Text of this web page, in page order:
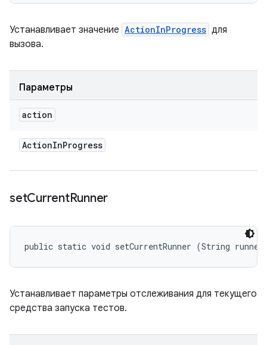
Устанавливает значение ActionInProgress для
вызова.
Параметры
action
ActionInProgress
setCurrentRunner
public static void setCurrentRunner (String
Устанавливает параметры отслеживания для текущего
средства запуска тестов.